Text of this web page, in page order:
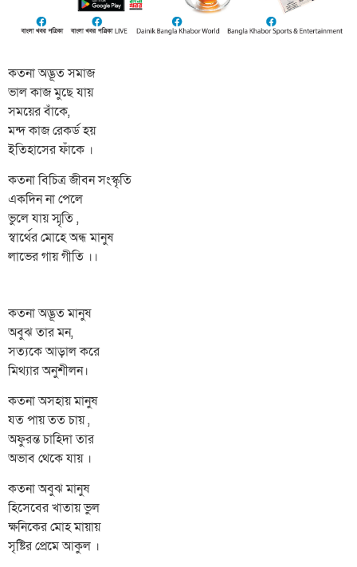
কতনা অদ্ভূত সমাজ
ভাল কাজ মুছে যায়
সময়ের বাঁকে,
মন্দ কাজ রেকর্ড হয়
ইতিহাসের ফাঁকে ।
কতনা বিচিত্র জীবন সংস্কৃতি
একদিন না পেলে
ভুলে যায় স্মৃতি ,
স্বার্থের মোহে অন্ধ মানুষ
লাভের গায় গীতি ।।
কতনা অদ্ভূত মানুষ
অবুঝ তার মন,
সত্যকে আড়াল করে
মিথ্যার অনুশীলন।
কতনা অসহায় মানুষ
যত পায় তত চায় ,
অফুরন্ত চাহিদা তার
অভাব থেকে যায় ।
কতনা অবুঝ মানুষ
হিসেবের খাতায় ভুল
ক্ষনিকের মোহ মায়ায়
সৃষ্টির প্রেমে আকুল ।